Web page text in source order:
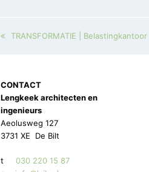
TRANSFORMATIE | Belastingkantoor
CONTACT
Lengkeek architecten en
ingenieurs
Aeolusweg 127
3731 XE De Bilt
t 030 220 15 87